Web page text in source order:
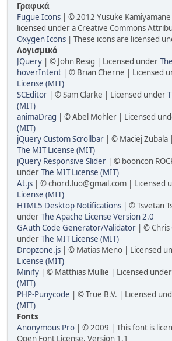
Γραφικά
Fugue Icons | © 2012 Yusuke
licensed under a Creative Commons
Oxygen Icons | These icons are licensed
Λογισμικό
JQuery | © John Resig | Licensed under
hoverIntent | © Brian Cherne | Licensed
License (MIT)
SCEditor | © Sam Clarke | Licensed under
(MIT)
animaDrag | © Abel Mohler | Licensed
(MIT)
jQuery Custom Scrollbar | © Maciej Zubala
The MIT License (MIT)
jQuery Responsive Slider | © booncon
underThe MIT License (MIT)
At.js | © chord.luo@gmail.com | Licensed
License (MIT)
HTML5 Desktop Notifications | © Tsvetan
underThe Apache License Version 2.0
GAuth Code Generator/Validator | © Chris
underThe MIT License (MIT)
Dropzone.js | © Matias Meno | Licensed
License (MIT)
Minify | © Matthias Mullie | Licensed under
(MIT)
PHP-Punycode | © True B.V. | Licensed
(MIT)
Fonts
Anonymous Pro | © 2009 | This font is
Open Font License, Version 1.1